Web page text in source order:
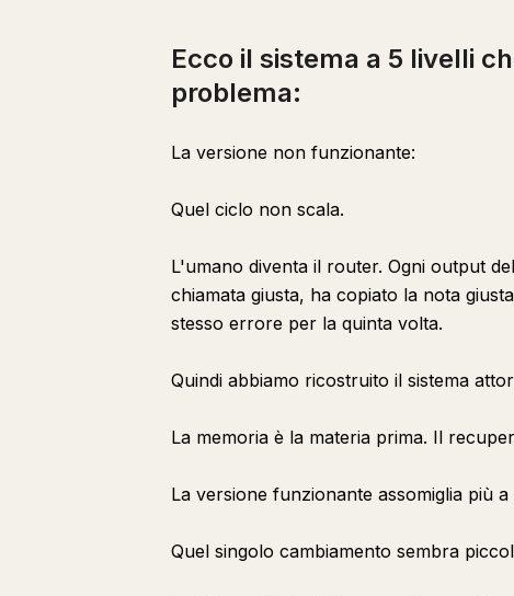
Ecco il sistema a 5 livelli
problema:
La versione non funzionante:
Quel ciclo non scala.
L'umano diventa il router. Ogni output
chiamata giusta, ha copiato la nota
stesso errore per la quinta volta.
Quindi abbiamo ricostruito il sistema
La memoria è la materia prima. Il
La versione funzionante assomiglia più a
Quel singolo cambiamento sembra